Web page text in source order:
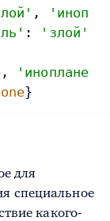
,
'иноп
:
'злой'
,
'иноплане
}
для
специальное
какого-